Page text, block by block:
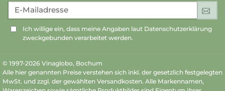
E-Mailadresse
Ich willige ein, dass meine Angaben laut Datenschutzerklärung
zweckgebunden verarbeitet werden.
© 1997-2026 Vinaglobo, Bochum
Alle hier genannten Preise verstehen sich inkl. der gesetzlich festgelegten
MwSt. und zzgl. der gewählten Versandkosten. Alle Markennamen,